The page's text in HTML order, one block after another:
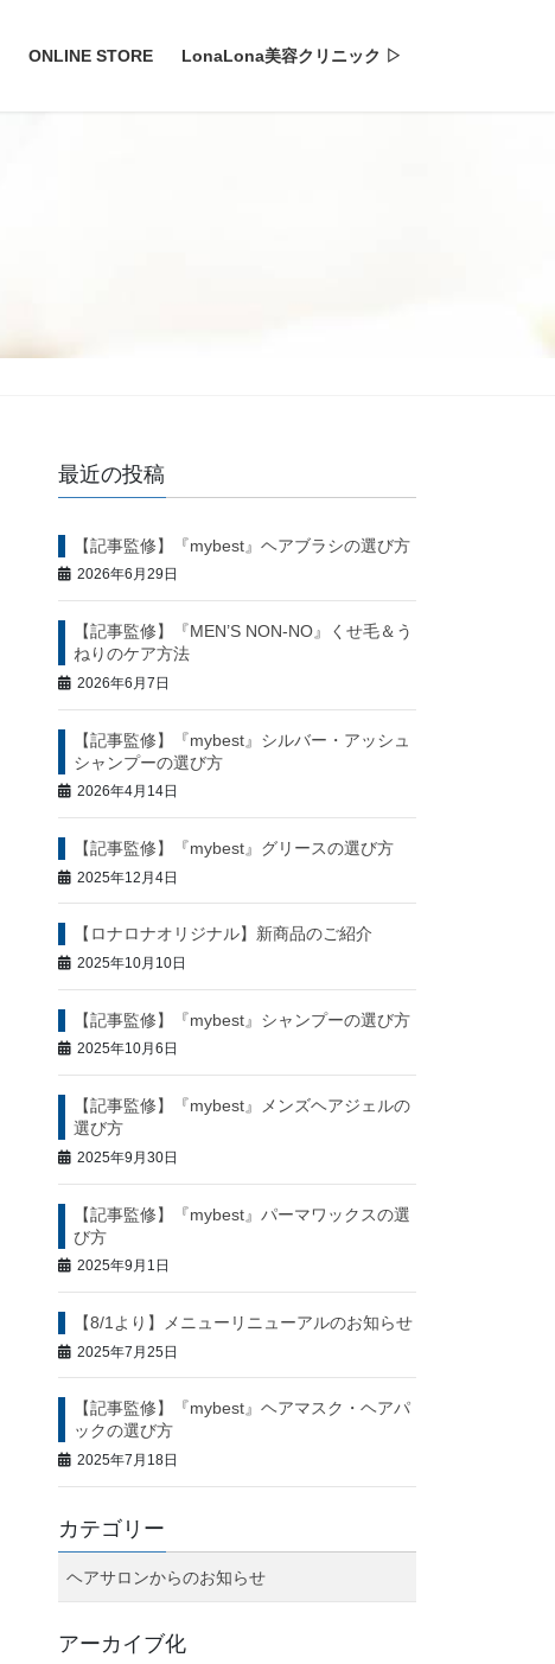
ONLINE STORE LonaLona美容クリニック ▷
最近の投稿
【記事監修】『mybest』ヘアブラシの選び方
2026年6月29日
【記事監修】『MEN’S NON-NO』くせ毛＆う
ねりのケア方法
2026年6月7日
【記事監修】『mybest』シルバー・アッシュ
シャンプーの選び方
2026年4月14日
【記事監修】『mybest』グリースの選び方
2025年12月4日
【ロナロナオリジナル】新商品のご紹介
2025年10月10日
【記事監修】『mybest』シャンプーの選び方
2025年10月6日
【記事監修】『mybest』メンズヘアジェルの
選び方
2025年9月30日
【記事監修】『mybest』パーマワックスの選
び方
2025年9月1日
【8/1より】メニューリニューアルのお知らせ
2025年7月25日
【記事監修】『mybest』ヘアマスク・ヘアパ
ックの選び方
2025年7月18日
カテゴリー
ヘアサロンからのお知らせ
アーカイブ化